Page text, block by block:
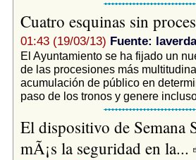
Cuatro esquinas sin
01:43 (19/03/13) Fuente:
El Ayuntamiento se ha fijado un
de las procesiones más
acumulación de público en
paso de los tronos y genere
El dispositivo de Semana
mÃ¡s la seguridad en la...